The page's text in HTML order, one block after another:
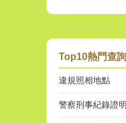
Top10熱門查詢
違規照相地點
警察刑事紀錄證